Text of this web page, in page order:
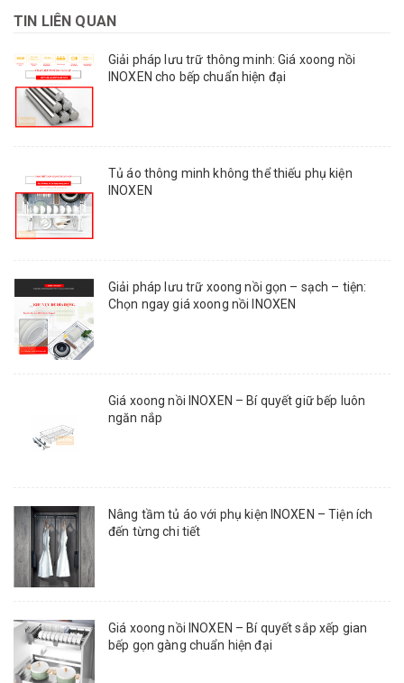
TIN LIÊN QUAN
Giải pháp lưu trữ thông minh: Giá xoong nồi
INOXEN cho bếp chuẩn hiện đại
Tủ áo thông minh không thể thiếu phụ kiện
INOXEN
Giải pháp lưu trữ xoong nồi gọn – sạch – tiện:
Chọn ngay giá xoong nồi INOXEN
Giá xoong nồi INOXEN – Bí quyết giữ bếp luôn
ngăn nắp
Nâng tầm tủ áo với phụ kiện INOXEN – Tiện ích
đến từng chi tiết
Giá xoong nồi INOXEN – Bí quyết sắp xếp gian
bếp gọn gàng chuẩn hiện đại